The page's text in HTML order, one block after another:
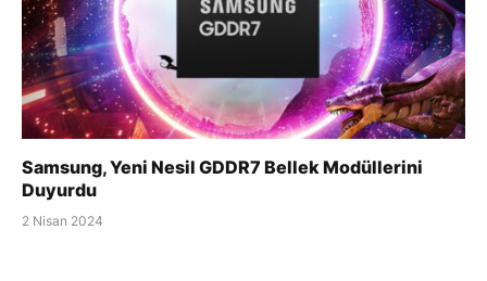
Samsung, Yeni Nesil GDDR7 Bellek Modüllerini
Duyurdu
2 Nisan 2024